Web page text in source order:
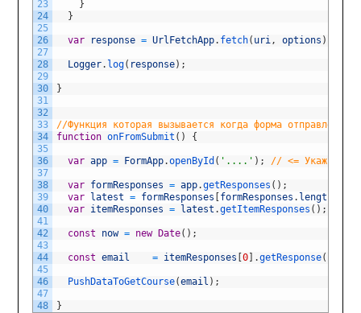
23
24
25
26
27
28
29
30
31
32
33
34
35
36
37
38
39
40
41
42
43
44
45
46
47
48
}
}
var response = UrlFetchApp. fetch( uri, options )
Logger. log( response) ;
}
//Функция которая вызывается когда форма отправлена
function onFromSubmit ( ) {
var app = FormApp.openById ( '....' ) ; // <= Укажите
var formResponses = app.getResponses ( ) ;
var
latest = formResponses formResponses . length
var
itemResponses = latest .getItemResponses ( ) ;
const now = new Date( ) ;
const email = itemResponses 0] .getResponse(
PushDataToGetCourse(email ) ;
}